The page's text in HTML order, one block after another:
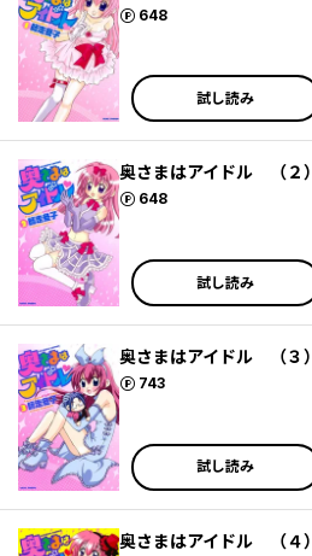
648
ポイント
試し読み
奥さまはアイドル （２）
648
ポイント
試し読み
奥さまはアイドル （３）
743
ポイント
試し読み
奥さまはアイドル （４）